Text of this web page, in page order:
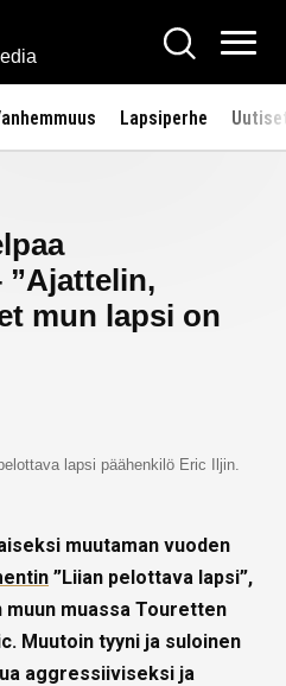
Hae
Lapsiperhe
”Ajattelin,
mun lapsi on
lapsi päähenkilö Eric Iljin.
muutaman vuoden
”Liian pelottava lapsi”,
muun muassa Touretten
Muutoin tyyni ja suloinen
aggressiiviseksi ja